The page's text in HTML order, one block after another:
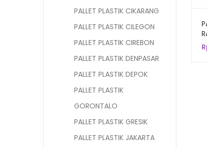
PALLET PLASTIK CIKARANG
PALLET PLASTIK CILEGON
PALLET PLASTIK CIREBON
PALLET PLASTIK DENPASAR
PALLET PLASTIK DEPOK
PALLET PLASTIK
GORONTALO
PALLET PLASTIK GRESIK
PALLET PLASTIK JAKARTA